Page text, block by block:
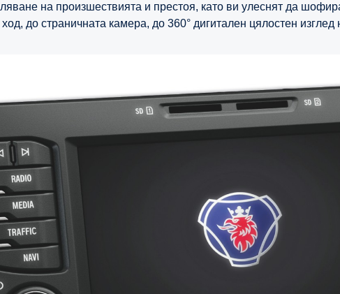
на произшествията и престоя, като ви улеснят да
ход, до страничната камера, до 360° дигитален цялостен